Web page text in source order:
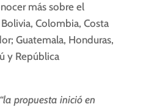
más sobre el
Colombia, Costa
Guatemala, Honduras,
y República
“la propuesta inició en